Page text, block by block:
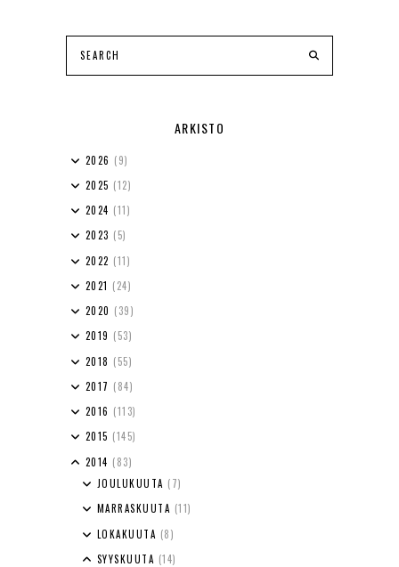
ARKISTO
2026 (9)
2025 (12)
2024 (11)
2023 (5)
2022 (11)
2021 (24)
2020 (39)
2019 (53)
2018 (55)
2017 (84)
2016 (113)
2015 (145)
2014 (83)
JOULUKUUTA (7)
MARRASKUUTA (11)
LOKAKUUTA (8)
SYYSKUUTA (14)